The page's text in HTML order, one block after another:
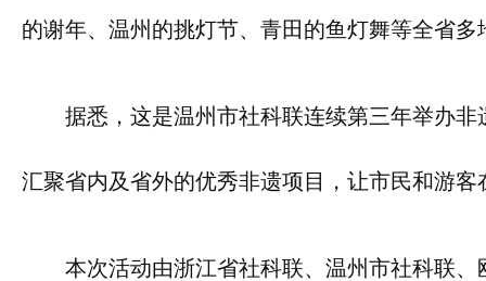
的谢年、温州的挑灯节、青田的鱼灯舞等全省
据悉，这是温州市社科联连续第三年举办
汇聚省内及省外的优秀非遗项目，让市民和游
本次活动由浙江省社科联、温州市社科联